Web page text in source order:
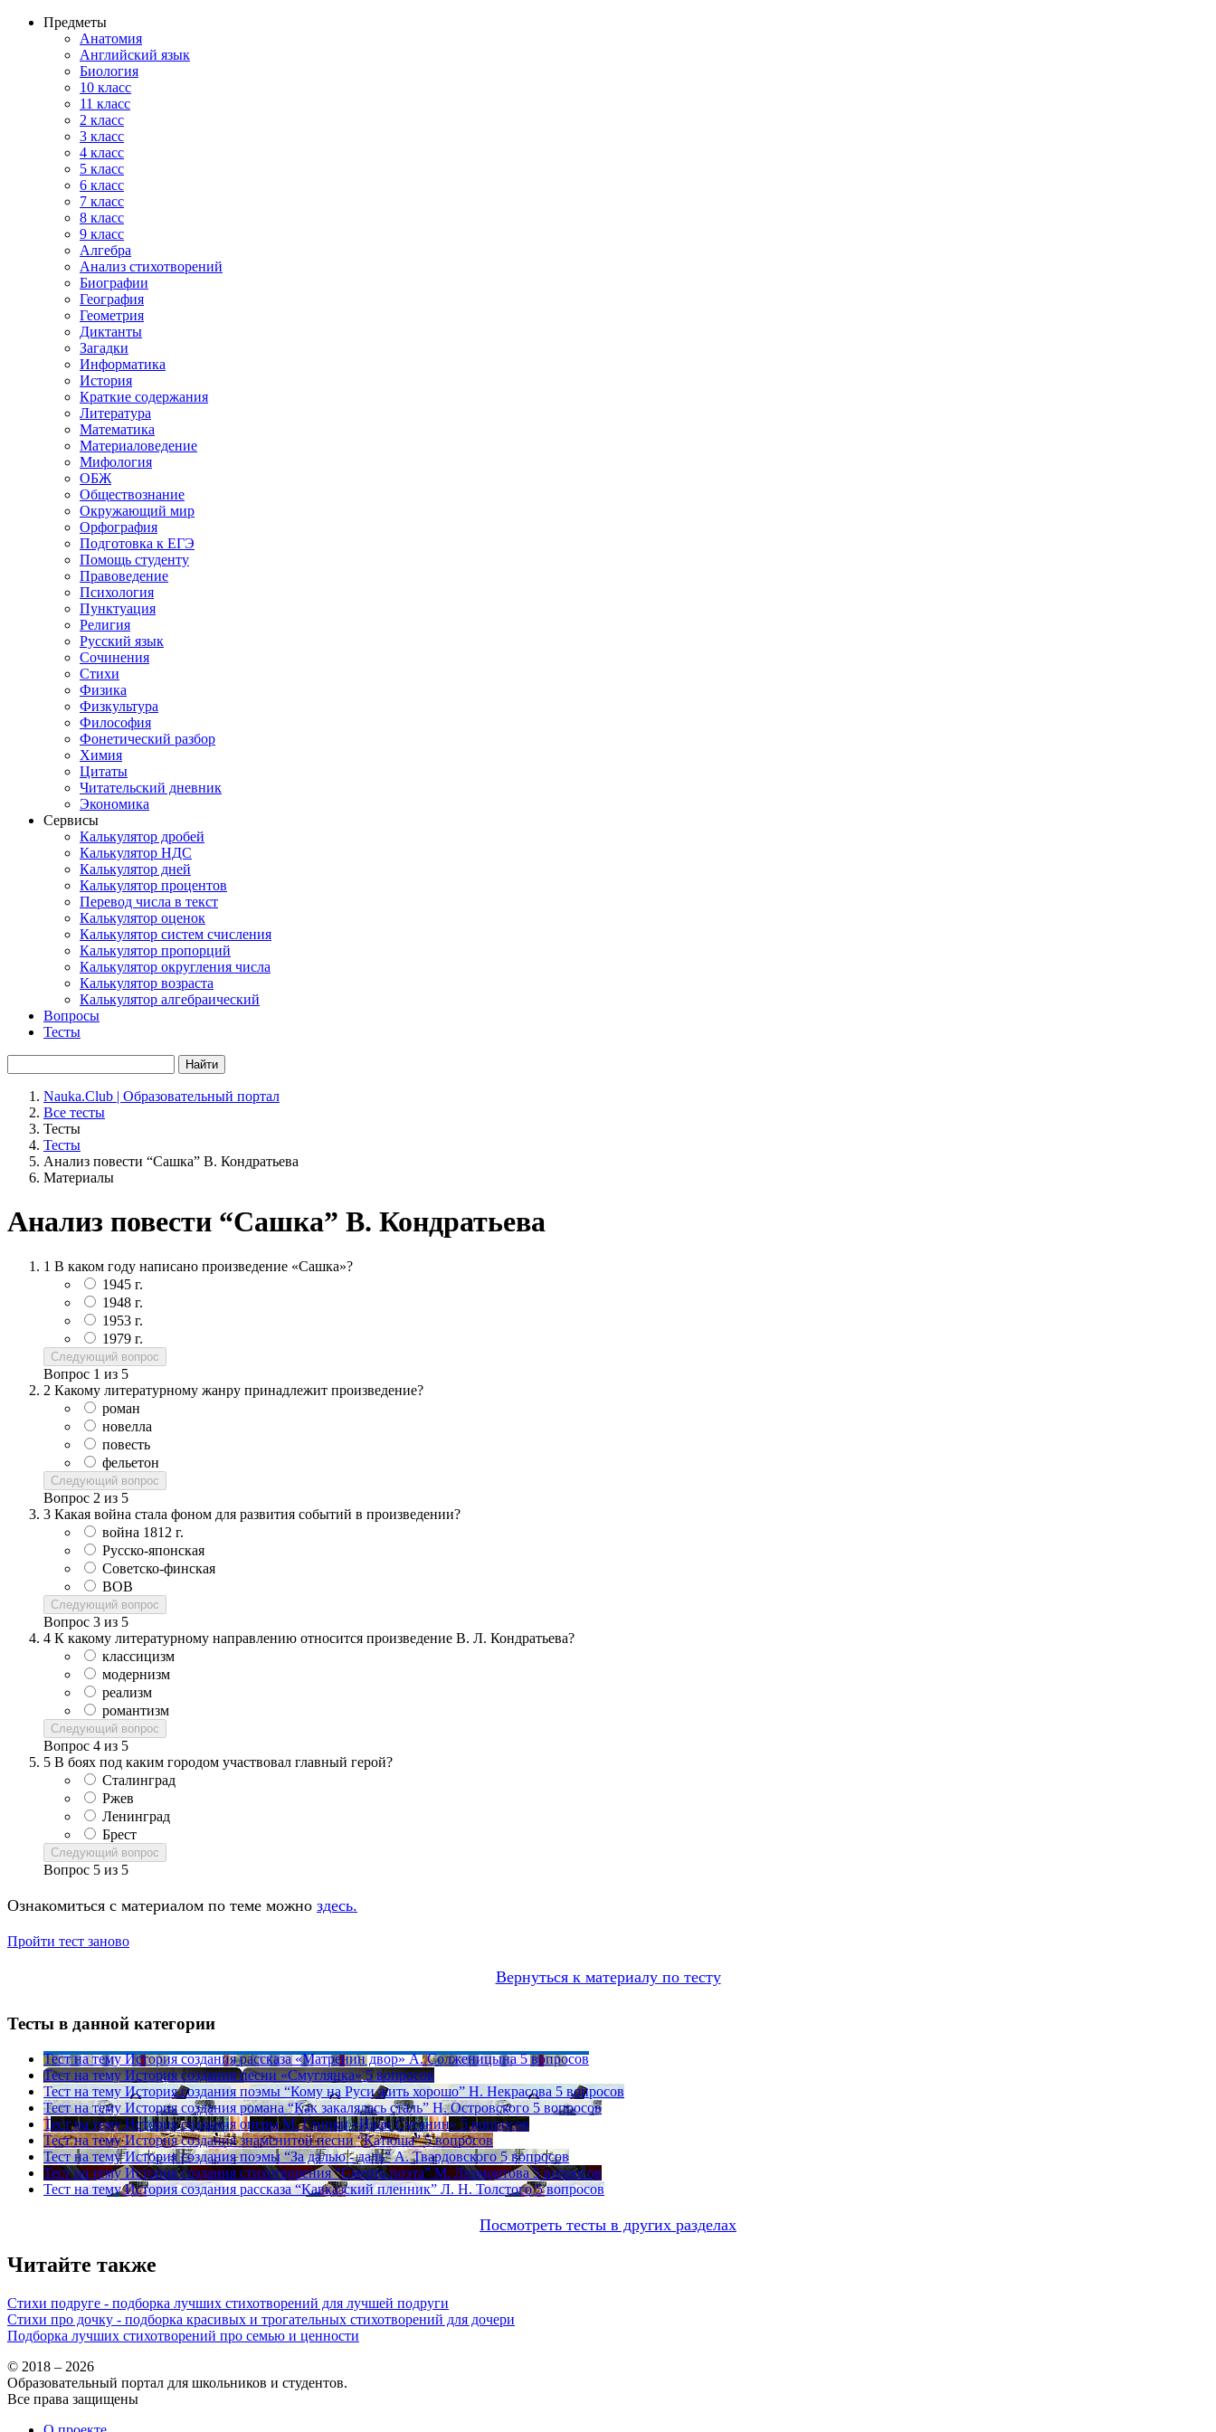
Предметы
Анатомия
Английский язык
Биология
10 класс
11 класс
2 класс
3 класс
4 класс
5 класс
6 класс
7 класс
8 класс
9 класс
Алгебра
Анализ стихотворений
Биографии
География
Геометрия
Диктанты
Загадки
Информатика
История
Краткие содержания
Литература
Математика
Материаловедение
Мифология
ОБЖ
Обществознание
Окружающий мир
Орфография
Подготовка к ЕГЭ
Помощь студенту
Правоведение
Психология
Пунктуация
Религия
Русский язык
Сочинения
Стихи
Физика
Физкультура
Философия
Фонетический разбор
Химия
Цитаты
Читательский дневник
Экономика
Сервисы
Калькулятор дробей
Калькулятор НДС
Калькулятор дней
Калькулятор процентов
Перевод числа в текст
Калькулятор оценок
Калькулятор систем счисления
Калькулятор пропорций
Калькулятор округления числа
Калькулятор возраста
Калькулятор алгебраический
Вопросы
Тесты
Найти
Nauka.Club | Образовательный портал
Все тесты
Тесты
Тесты
Анализ повести “Сашка” В. Кондратьева
Материалы
Анализ повести “Сашка” В. Кондратьева
1 В каком году написано произведение «Сашка»?
1945 г.
1948 г.
1953 г.
1979 г.
Следующий вопрос
Вопрос 1 из 5
2 Какому литературному жанру принадлежит произведение?
роман
новелла
повесть
фельетон
Следующий вопрос
Вопрос 2 из 5
3 Какая война стала фоном для развития событий в произведении?
война 1812 г.
Русско-японская
Советско-финская
ВОВ
Следующий вопрос
Вопрос 3 из 5
4 К какому литературному направлению относится произведение В. Л. Кондратьева?
классицизм
модернизм
реализм
романтизм
Следующий вопрос
Вопрос 4 из 5
5 В боях под каким городом участвовал главный герой?
Сталинград
Ржев
Ленинград
Брест
Следующий вопрос
Вопрос 5 из 5
Ознакомиться с материалом по теме можно здесь.
Пройти тест заново
Вернуться к материалу по тесту
Тесты в данной категории
Тест на тему История создания рассказа «Матренин двор» А. Солженицына 5 вопросов
Тест на тему История создания песни «Смуглянка» 5 вопросов
Тест на тему История создания поэмы “Кому на Руси жить хорошо” Н. Некрасова 5 вопросов
Тест на тему История создания романа “Как закалялась сталь” Н. Островского 5 вопросов
Тест на тему История создания оперы М. Глинки «Иван Сусанин» 5 вопросов
Тест на тему История создания знаменитой песни “Катюша” 5 вопросов
Тест на тему История создания поэмы “За далью - даль” А. Твардовского 5 вопросов
Тест на тему История создания стихотворения “Смерть поэта” М. Лермонтова 5 вопросов
Тест на тему История создания рассказа “Кавказский пленник” Л. Н. Толстого 5 вопросов
Посмотреть тесты в других разделах
Читайте также
Стихи подруге - подборка лучших стихотворений для лучшей подруги
Стихи про дочку - подборка красивых и трогательных стихотворений для дочери
Подборка лучших стихотворений про семью и ценности
© 2018 – 2026
Образовательный портал для школьников и студентов.
Все права защищены